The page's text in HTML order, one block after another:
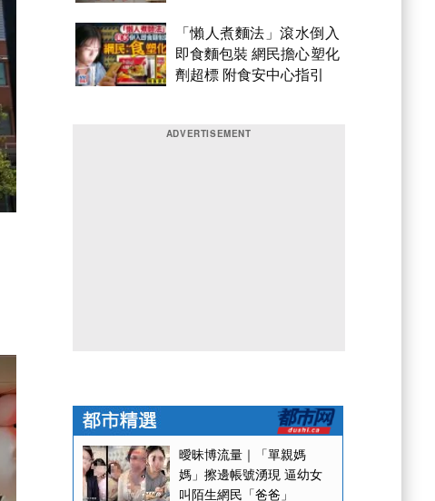
「懶人煮麵法」滾水倒入
即食麵包裝 網民擔心塑化
劑超標 附食安中心指引